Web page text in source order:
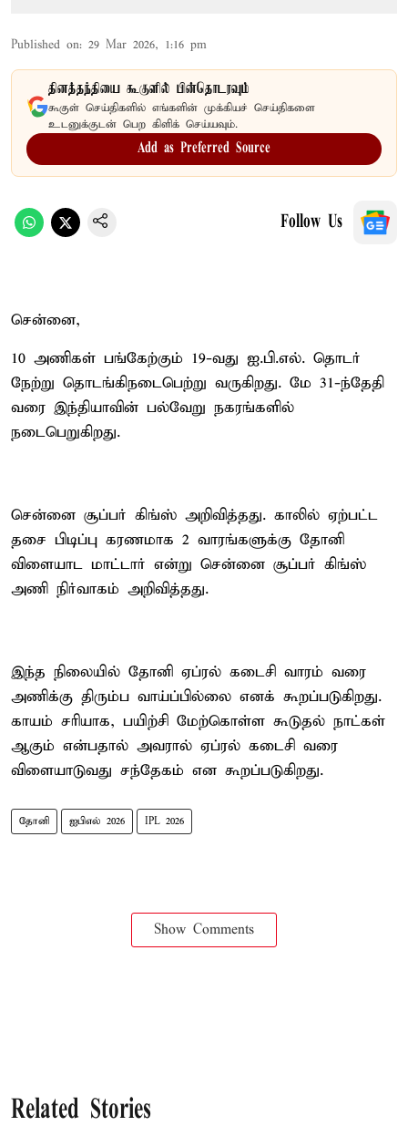
Published on: 29 Mar 2026, 1:16 pm
தினத்தந்தியை கூகுளில் பின்தொடரவும்
கூகுள் செய்திகளில் எங்களின் முக்கியச் செய்திகளை
உடனுக்குடன் பெற கிளிக் செய்யவும்.
Add as Preferred Source
Follow Us
சென்னை,
10 அணிகள் பங்கேற்கும் 19-வது ஐ.பி.எல். தொடர்
நேற்று தொடங்கிநடைபெற்று வருகிறது. மே 31-ந்தேதி
வரை இந்தியாவின் பல்வேறு நகரங்களில்
நடைபெறுகிறது.
சென்னை சூப்பர் கிங்ஸ் அறிவித்தது. காலில் ஏற்பட்ட
தசை பிடிப்பு கரணமாக 2 வாரங்களுக்கு தோனி
விளையாட மாட்டார் என்று சென்னை சூப்பர் கிங்ஸ்
அணி நிர்வாகம் அறிவித்தது.
இந்த நிலையில் தோனி ஏப்ரல் கடைசி வாரம் வரை
அணிக்கு திரும்ப வாய்ப்பில்லை எனக் கூறப்படுகிறது.
காயம் சரியாக, பயிற்சி மேற்கொள்ள கூடுதல் நாட்கள்
ஆகும் என்பதால் அவரால் ஏப்ரல் கடைசி வரை
விளையாடுவது சந்தேகம் என கூறப்படுகிறது.
தோனி ஐபிஎல் 2026 IPL 2026
Show Comments
Related Stories